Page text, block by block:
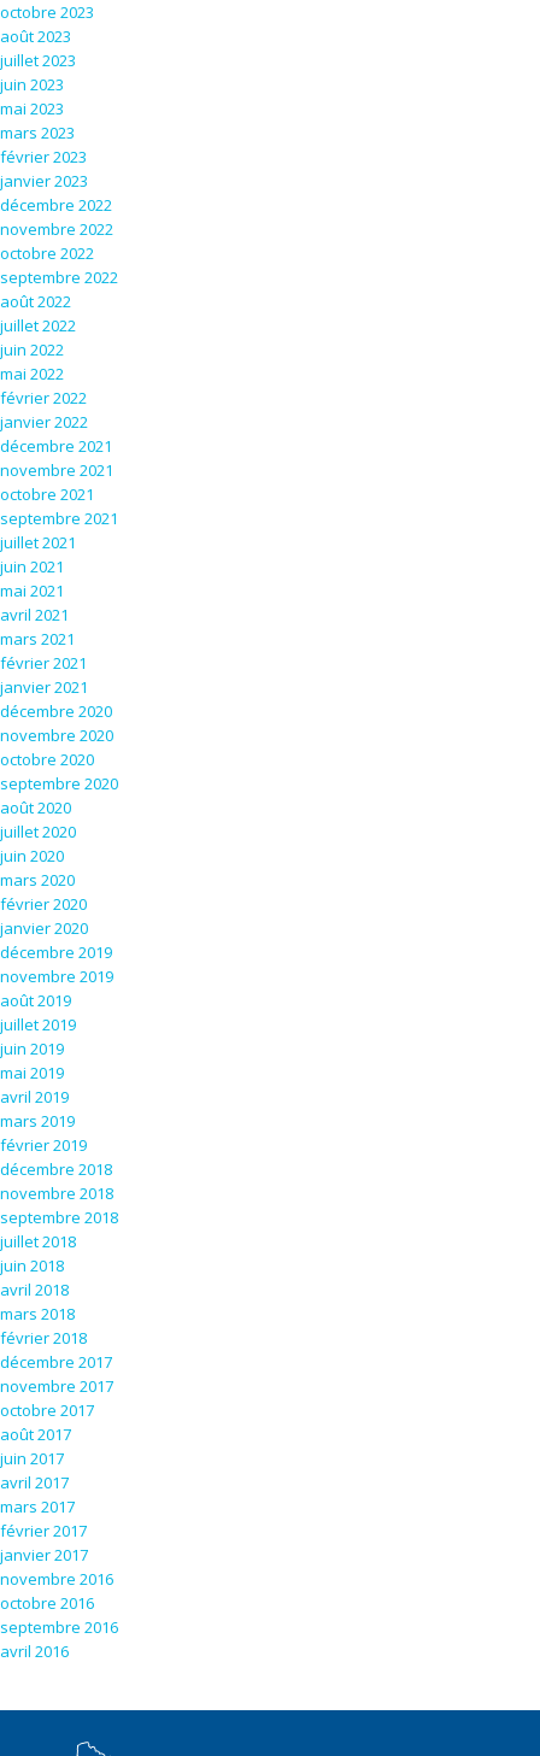
octobre 2023
août 2023
juillet 2023
juin 2023
mai 2023
mars 2023
février 2023
janvier 2023
décembre 2022
novembre 2022
octobre 2022
septembre 2022
août 2022
juillet 2022
juin 2022
mai 2022
février 2022
janvier 2022
décembre 2021
novembre 2021
octobre 2021
septembre 2021
juillet 2021
juin 2021
mai 2021
avril 2021
mars 2021
février 2021
janvier 2021
décembre 2020
novembre 2020
octobre 2020
septembre 2020
août 2020
juillet 2020
juin 2020
mars 2020
février 2020
janvier 2020
décembre 2019
novembre 2019
août 2019
juillet 2019
juin 2019
mai 2019
avril 2019
mars 2019
février 2019
décembre 2018
novembre 2018
septembre 2018
juillet 2018
juin 2018
avril 2018
mars 2018
février 2018
décembre 2017
novembre 2017
octobre 2017
août 2017
juin 2017
avril 2017
mars 2017
février 2017
janvier 2017
novembre 2016
octobre 2016
septembre 2016
avril 2016